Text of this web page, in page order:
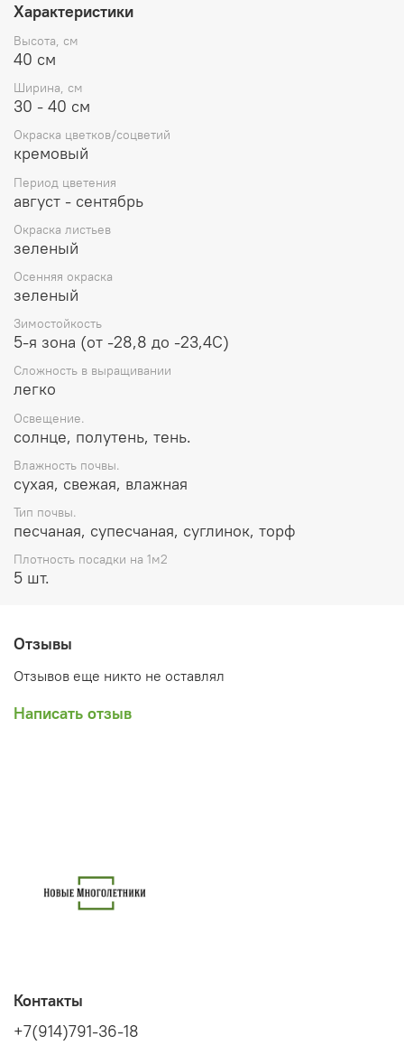
Характеристики
Высота, см
40 см
Ширина, см
30 - 40 см
Окраска цветков/соцветий
кремовый
Период цветения
август - сентябрь
Окраска листьев
зеленый
Осенняя окраска
зеленый
Зимостойкость
5-я зона (от -28,8 до -23,4С)
Сложность в выращивании
легко
Освещение.
солнце, полутень, тень.
Влажность почвы.
сухая, свежая, влажная
Тип почвы.
песчаная, супесчаная, суглинок, торф
Плотность посадки на 1м2
5 шт.
Отзывы
Отзывов еще никто не оставлял
Написать отзыв
Контакты
+7(914)791-36-18